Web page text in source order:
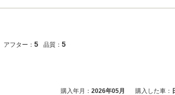
アフター： 5 品質： 5
購入年月： 2026年05月 購入した車：